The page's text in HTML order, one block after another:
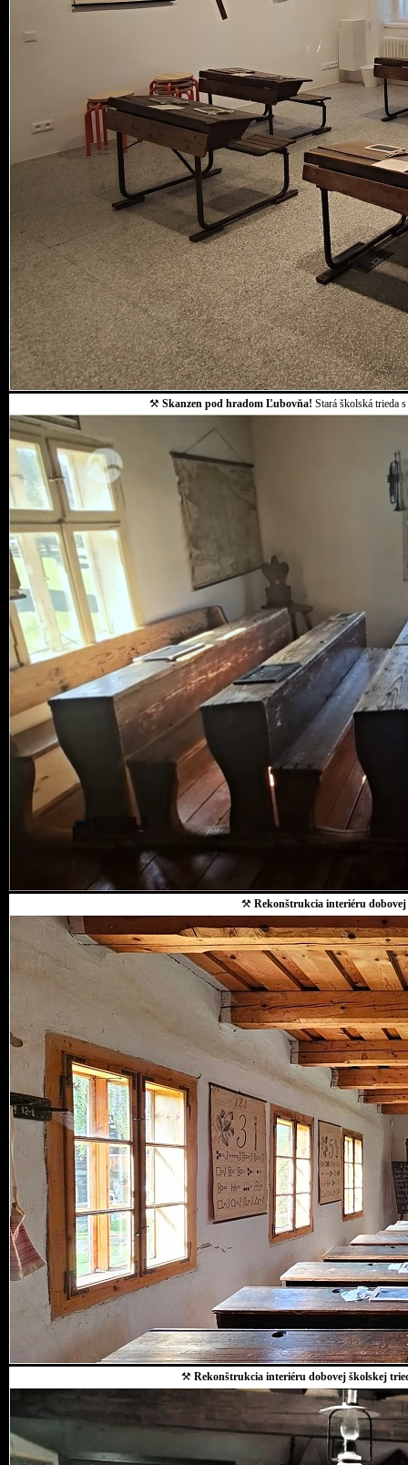
⚒ Skanzen pod hradom Ľubovňa! Stará školská trieda
⚒ Rekonštrukcia interiéru
⚒ Rekonštrukcia interiéru dobovej školskej